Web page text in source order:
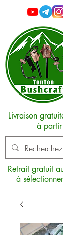
Livraison
à
Retrait gratuit
à